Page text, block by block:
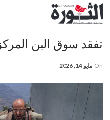
تفقد سوق البن
On مايو 14, 2026